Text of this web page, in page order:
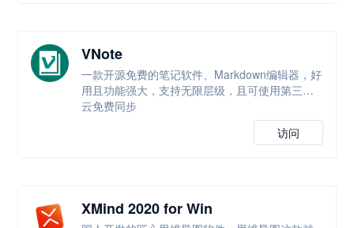
VNote
一款开源免费的笔记软件、Markdown编辑器，好
用且功能强大，支持无限层级，且可使用第三方
云免费同步
访问
XMind 2020 for Win